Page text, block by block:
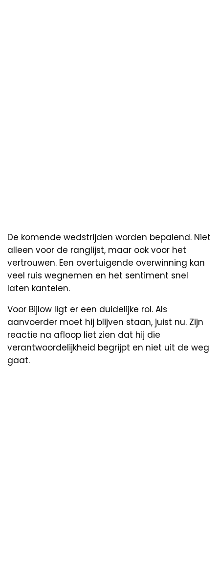
De komende wedstrijden worden bepalend. Niet
alleen voor de ranglijst, maar ook voor het
vertrouwen. Een overtuigende overwinning kan
veel ruis wegnemen en het sentiment snel
laten kantelen.
Voor Bijlow ligt er een duidelijke rol. Als
aanvoerder moet hij blijven staan, juist nu. Zijn
reactie na afloop liet zien dat hij die
verantwoordelijkheid begrijpt en niet uit de weg
gaat.